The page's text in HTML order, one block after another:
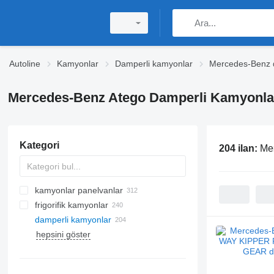
Autoline Kamyonlar Damperli kamyonlar Mercedes-Benz
Mercedes-Benz Atego Damperli
Kategori
kamyonlar panelvanlar
frigorifik kamyonlar
damperli kamyonlar
hepsini göster
204 ilan: